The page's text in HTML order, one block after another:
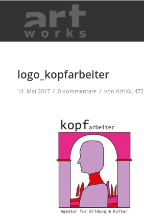
logo_kopfarbeiter
14. Mai 2017 / 0 Kommentare / von richXx_472